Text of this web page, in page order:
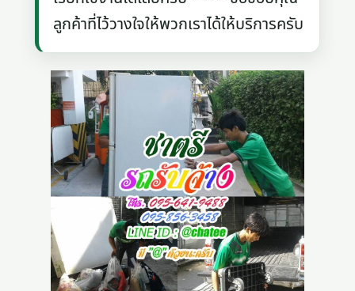
ลูกค้าที่ไว้วางใจให้พวกเราได้ให้บริการครับ